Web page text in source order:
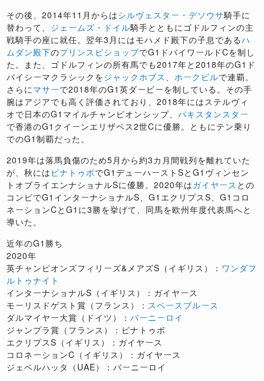
その後、2014年11月からはシルヴェスター・デソウサ騎手に
替わって、 ジェームズ・ドイル騎手とともにゴドルフィンの主
戦騎手の座に就任。翌年3月にはモハメド殿下の子息であるハ
ムダン殿下のプリンスビショップでG1ドバイワールドCを制し
た。また、ゴドルフィンの所有馬でも2017年と2018年のG1ド
バイシーマクラシックをジャックホブス ホークビルで連覇。
さらに マサーで2018年のG1英ダービーを制している。その手
腕はアジアでも高く評価されており、2018年にはステルヴィ
オで日本のG1マイルチャンピオンシップ、パキスタンスター
で香港のG1クイーンエリザベス2世Cに優勝。ともにテン乗り
でのG1制覇だった。
2019年は落馬負傷のため5 月から約3カ月間戦列を離れていた
が、秋には ピナトゥボでG1デューハーストSとG1 ヴィンセン
トオブライエンナショナルSに優勝。2020年はガイヤース との
コンビでG1インターナショナルS、G1エクリプスS、G1コロ
ネーションCとG1に3勝を挙げて、同馬を欧州年度代表馬へと
導いた。
近年のG1勝ち
2020年
英チャンピオンズフィリーズ&メアズS（イギリス）： ワンダフ
ルトゥナイト
インターナショナルS（イギリス）：ガイヤース
モーリスドゲスト賞（フランス）： スペースブルース
ダルマイヤー大賞（ドイツ）：バーニーロイ
ジャンプラ賞（フランス）：ピナトゥボ
エクリプスS（イギリス）：ガイヤース
コロネーションC（イギリス）：ガイヤース
ジェベルハッタ（UAE）：バーニーロイ